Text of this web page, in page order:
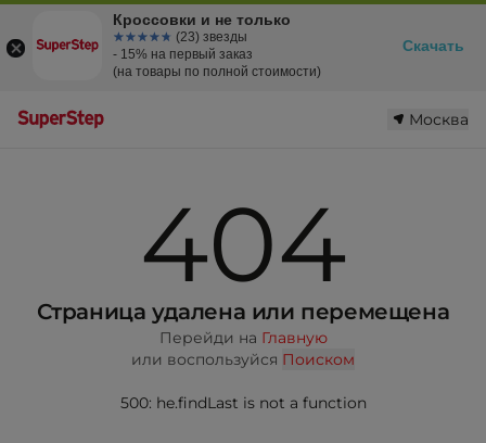
Москва
404
Страница удалена или перемещена
Перейди на Главную
или воспользуйся Поиском
500: he.findLast is not a function
Кроссовки и не только
☆☆☆☆☆
★★★★★ (23) звезды
- 15% на первый заказ
(на товары по полной стоимости)
Скачать